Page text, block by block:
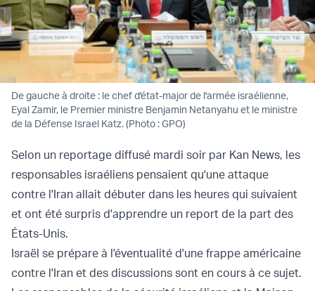
De gauche à droite : le chef d'état-major de l'armée israélienne,
Eyal Zamir, le Premier ministre Benjamin Netanyahu et le ministre
de la Défense Israel Katz. (Photo : GPO)
Selon un reportage diffusé mardi soir par Kan News, les
responsables israéliens pensaient qu'une attaque
contre l'Iran allait débuter dans les heures qui suivaient
et ont été surpris d'apprendre un report de la part des
États-Unis.
Israël se prépare à l'éventualité d'une frappe américaine
contre l'Iran et des discussions sont en cours à ce sujet.